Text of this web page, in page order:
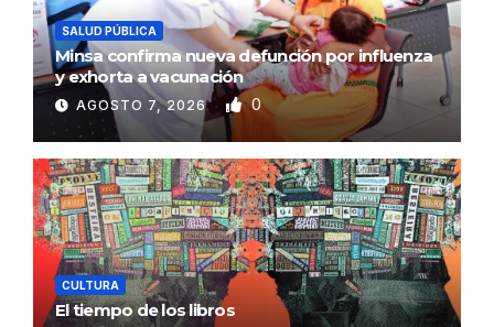
SALUD PÚBLICA
Minsa confirma nueva defunción por influenza
y exhorta a vacunación
AGOSTO 7, 2026 0
CULTURA
El tiempo de los libros